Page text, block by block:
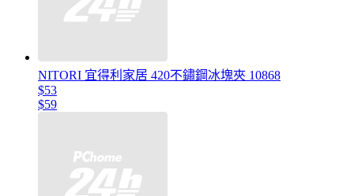
NITORI 宜得利家居 420不鏽鋼冰塊夾 10868
$53
$59